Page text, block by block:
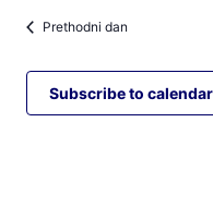
Prethodni dan
Subscribe to calendar